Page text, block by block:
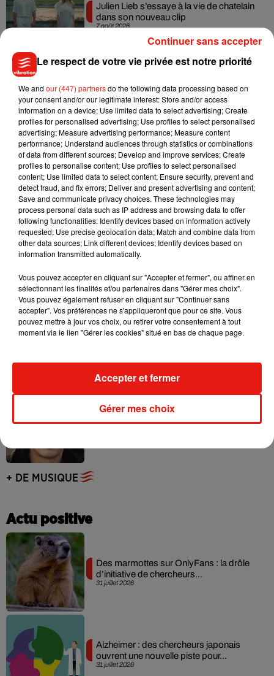
7 août 2026
Julien Lieb s’essaye à la vie de chatelain
dans son nouveau clip
7 août 2026
Madonna sort enfin le remix de « Love
Sensation » avec Kylie Minogue
7 août 2026
Tayc et Didi B dévoilent le single le plus
dansant de l’année
Angèle et Amélie Lens dévoilent leur
Benny Blanco invite Selena Gomez et
Tiny Desk invite Charlie Puth pour une
live session solaire
+ DE MUSIQUE
Actu positive
31 juillet 2026
Des marmottes sur OnlyFans : la drôle
d’initiative de chercheurs...
31 juillet 2026
Alzheimer : des chercheurs japonais
ouvrent une nouvelle piste pour...
Le respect de votre vie privée est notre priorité
We and our (447) partnersdo the following data processing based on
your consent and/or our legitimate interest: Store and/or access
information on a device; Use limited data to select advertising; Create
profiles for personalised advertising; Use profiles to select personalised
advertising; Measure advertising performance; Measure content
performance; Understand audiences through statistics or combinations
of data from different sources; Develop and improve services; Create
profiles to personalise content; Use profiles to select personalised
content; Use limited data to select content; Ensure security, prevent and
detect fraud, and fix errors; Deliver and present advertising and content;
Save and communicate privacy choices. These technologies may
process personal data such as IP address and browsing data to offer
following functionalities: Identify devices based on information actively
requested; Use precise geolocation data; Match and combine data from
other data sources; Link different devices; Identify devices based on
information transmitted automatically.
Vous pouvez accepter en cliquant sur "Accepter et fermer", ou affiner en
sélectionnant les finalités et/ou partenaires dans "Gérer mes choix".
Vous pouvez également refuser en cliquant sur "Continuer sans
accepter". Vos préférences ne s'appliqueront que pour ce site. Vous
pouvez mettre à jour vos choix, ou retirer votre consentement à tout
moment via le lien "Gérer les cookies" situé en bas de chaque page.
Gérer mes choix
Accepter et fermer
Continuer sans accepter